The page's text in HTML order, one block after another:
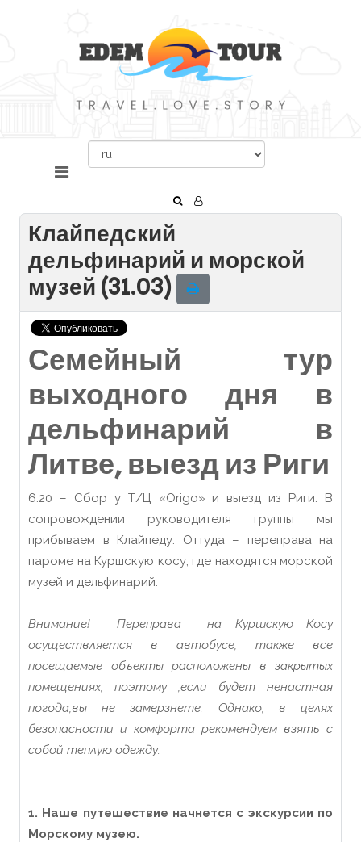
Клайпедский
дельфинарий и морской
музей (31.03)
Семейный тур
выходного дня в
дельфинарий в
Литве, выезд из Риги
6:20 – Сбор у Т/Ц «Origo» и выезд из Риги. В
сопровождении руководителя группы мы
прибываем в Клайпеду. Оттуда – переправа на
пароме на Куршскую косу, где находятся морской
музей и дельфинарий.
Внимание! Переправа на Куршскую Косу
осуществляется в автобусе, также все
посещаемые объекты расположены в закрытых
помещениях, поэтому ,если будет ненастная
погода,вы не замерзнете. Однако, в целях
безопасности и комфорта рекомендуем взять с
собой теплую одежду.
1. Наше путешествие начнется с экскурсии по
Морскому музею.